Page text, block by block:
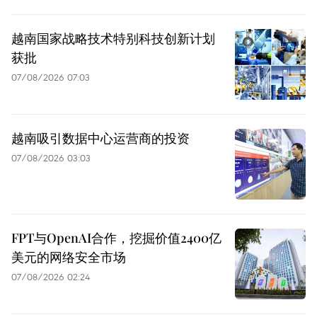
越南国家战略技术特别科技创新计划
获批
07/08/2026 07:03
越南吸引数据中心运营商的投资
07/08/2026 03:03
FPT与OpenAI合作，挖掘价值2400亿
美元的网络安全市场
07/08/2026 02:24